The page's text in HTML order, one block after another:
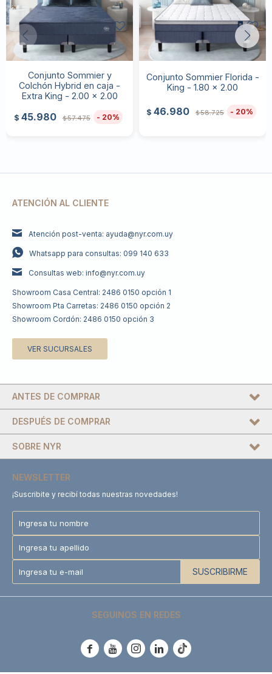
Conjunto Sommier y
Colchón Hybrid en caja -
Extra King - 2.00 x 2.00
$ 45.980 $57.475 20
Conjunto Sommier Florida -
King - 1.80 x 2.00
$ 46.980 $58.725 20
ATENCIÓN AL CLIENTE
Atención post-venta: ayuda@nyr.com.uy
Whatsapp para consultas: 099 140 633
Consultas web: info@nyr.com.uy
Showroom Casa Central: 2486 0150 opción 1
Showroom Pta Carretas: 2486 0150 opción 2
Showroom Cordón: 2486 0150 opción 3
VER SUCURSALES
DESPUÉS DE COMPRAR
SOBRE NYR
ANTES DE COMPRAR
NEWSLETTER
¡Suscribite y recibí todas nuestras novedades!
SUSCRIBIRME
SEGUINOS EN REDES
    